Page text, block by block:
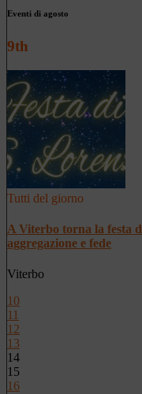
Eventi di agosto
9th
Tutti del giorno
A Viterbo torna la festa
aggregazione e fede
Viterbo
10
11
12
13
14
15
16